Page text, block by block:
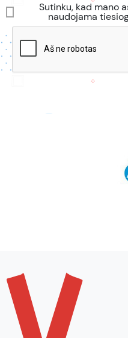
Sutinku, kad mano
naudojama